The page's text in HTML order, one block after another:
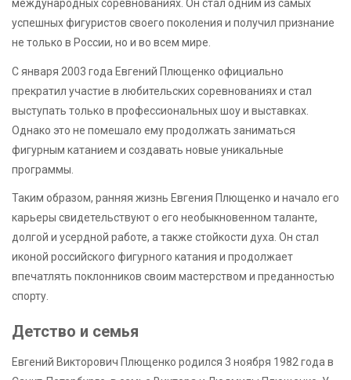
международных соревнованиях. Он стал одним из самых
успешных фигуристов своего поколения и получил признание
не только в России, но и во всем мире.
С января 2003 года Евгений Плющенко официально
прекратил участие в любительских соревнованиях и стал
выступать только в профессиональных шоу и выставках.
Однако это не помешало ему продолжать заниматься
фигурным катанием и создавать новые уникальные
программы.
Таким образом, ранняя жизнь Евгения Плющенко и начало его
карьеры свидетельствуют о его необыкновенном таланте,
долгой и усердной работе, а также стойкости духа. Он стал
иконой российского фигурного катания и продолжает
впечатлять поклонников своим мастерством и преданностью
спорту.
Детство и семья
Евгений Викторович Плющенко родился 3 ноября 1982 года в